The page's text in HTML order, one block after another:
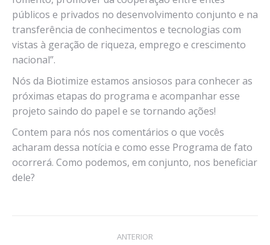
públicos e privados no desenvolvimento conjunto e na
transferência de conhecimentos e tecnologias com
vistas à geração de riqueza, emprego e crescimento
nacional”.
Nós da Biotimize estamos ansiosos para conhecer as
próximas etapas do programa e acompanhar esse
projeto saindo do papel e se tornando ações!
Contem para nós nos comentários o que vocês
acharam dessa notícia e como esse Programa de fato
ocorrerá. Como podemos, em conjunto, nos beneficiar
dele?
NavegaçãoANTERIOR